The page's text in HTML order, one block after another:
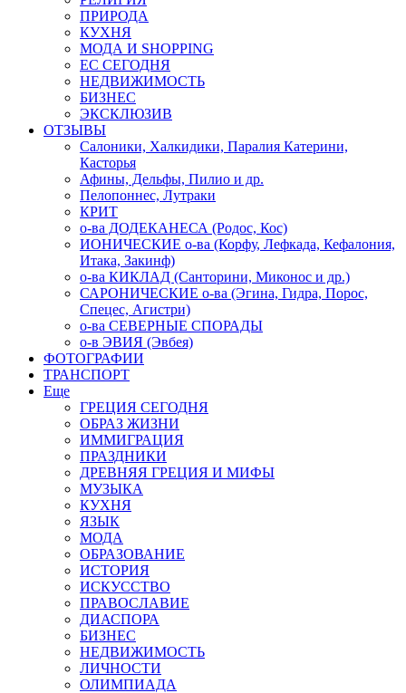
ПРИРОДА
КУХНЯ
МОДА И SHOPPING
ЕС СЕГОДНЯ
НЕДВИЖИМОСТЬ
БИЗНЕС
ЭКСКЛЮЗИВ
ОТЗЫВЫ
Салоники, Халкидики, Паралия Катерини,
Касторья
Афины, Дельфы, Пилио и др.
Пелопоннес, Лутраки
КРИТ
о-ва ДОДЕКАНЕСА (Родос, Кос)
ИОНИЧЕСКИЕ о-ва (Корфу, Лефкада, Кефалония,
Итака, Закинф)
о-ва КИКЛАД (Санторини, Миконос и др.)
САРОНИЧЕСКИЕ о-ва (Эгина, Гидра, Порос,
Спецес, Агистри)
о-ва СЕВЕРНЫЕ СПОРАДЫ
о-в ЭВИЯ (Эвбея)
ФОТОГРАФИИ
ТРАНСПОРТ
Еще
ГРЕЦИЯ СЕГОДНЯ
ОБРАЗ ЖИЗНИ
ИММИГРАЦИЯ
ПРАЗДНИКИ
ДРЕВНЯЯ ГРЕЦИЯ И МИФЫ
МУЗЫКА
КУХНЯ
ЯЗЫК
МОДА
ОБРАЗОВАНИЕ
ИСТОРИЯ
ИСКУССТВО
ПРАВОСЛАВИЕ
ДИАСПОРА
БИЗНЕС
НЕДВИЖИМОСТЬ
ЛИЧНОСТИ
ОЛИМПИАДА